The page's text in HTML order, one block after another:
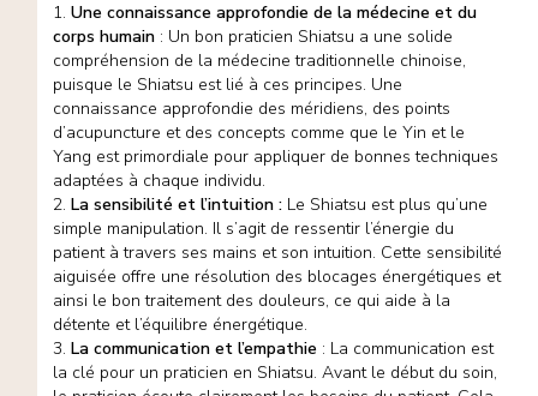
1. Une connaissance approfondie de la médecine et du
corps humain: Un bon praticien Shiatsu a une solide
compréhension de la médecine traditionnelle chinoise,
puisque le Shiatsu est lié à ces principes. Une
connaissance approfondie des méridiens, des points
d’acupuncture et des concepts comme que le Yin et le
Yang est primordiale pour appliquer de bonnes techniques
adaptées à chaque individu.
2. La sensibilité et l’intuition :Le Shiatsu est plus qu’une
simple manipulation. Il s’agit de ressentir l’énergie du
patient à travers ses mains et son intuition. Cette sensibilité
aiguisée offre une résolution des blocages énergétiques et
ainsi le bon traitement des douleurs, ce qui aide à la
détente et l’équilibre énergétique.
3. La communication et l’empathie : La communication est
la clé pour un praticien en Shiatsu. Avant le début du soin,